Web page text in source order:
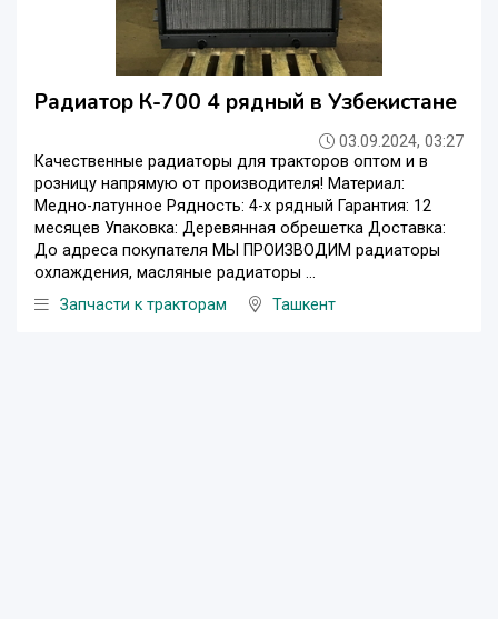
Радиатор К-700 4 рядный в Узбекистане
03.09.2024, 03:27
Качественные радиаторы для тракторов оптом и в
розницу напрямую от производителя! Материал:
Медно-латунное Рядность: 4-х рядный Гарантия: 12
месяцев Упаковка: Деревянная обрешетка Доставка:
До адреса покупателя МЫ ПРОИЗВОДИМ радиаторы
охлаждения, масляные радиаторы ...
Запчасти к тракторам
Ташкент